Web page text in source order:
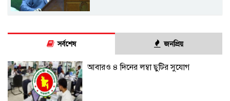
সর্বশেষ জনপ্রিয়
আবারও ৪ দিনের লম্বা ছুটির সুযোগ